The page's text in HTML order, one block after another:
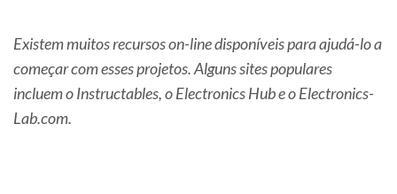
Existem muitos recursos on-line disponíveis para ajudá-lo a
começar com esses projetos. Alguns sites populares
incluem o Instructables, o Electronics Hub e o Electronics-
Lab.com.